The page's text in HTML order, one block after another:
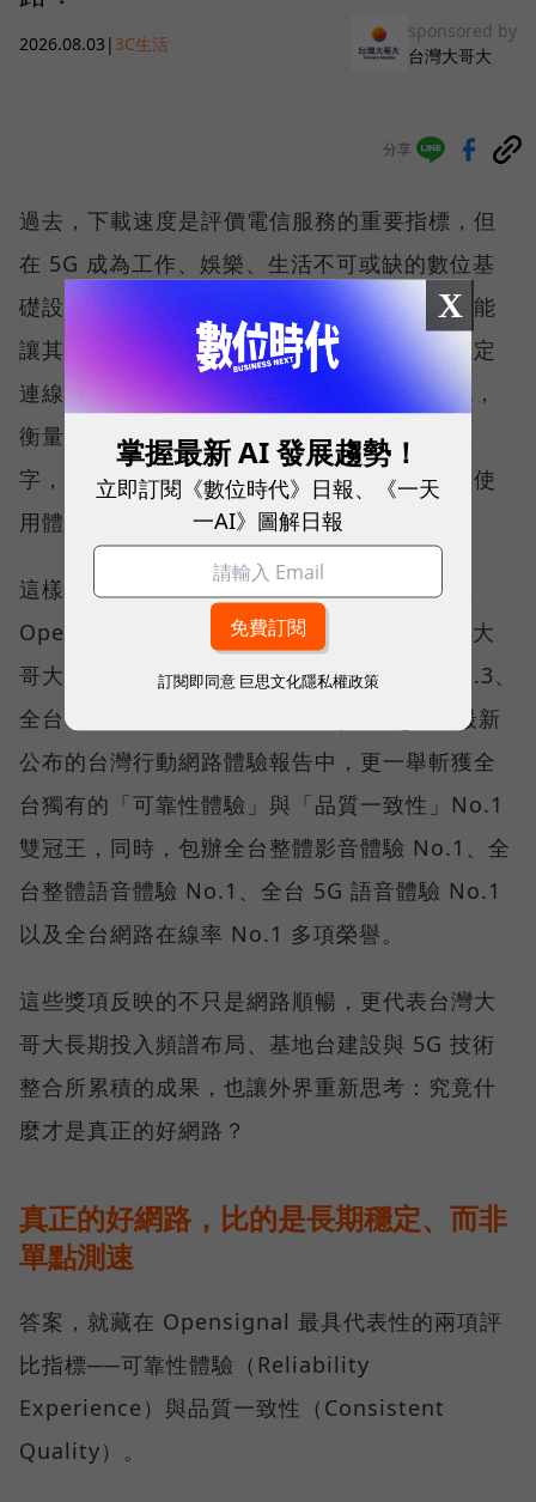
2026.08.03 | 3C生活
sponsored by
台灣大哥大
分享
過去，下載速度是評價電信服務的重要指標，但
在 5G 成為工作、娛樂、生活不可或缺的數位基
礎設施後，消費者發現，再快的網速，如果不能
讓其在人潮聚集、高速移動或室內空間維持穩定
連線，即無法轉換成好的使用體驗，也因如此，
衡量「好網路」的標準，也逐漸從追求測速數
字，轉向任何時間、任何地點都能穩定連線的使
用體驗。
這樣的轉變，也反映在國際權威網路分析機構
Opensignal 公布的評比結果。今年初，台灣大
哥大不僅率先奪下「 4G／5G 在線率全球 No.3、
全台 No.1 」國際級榮譽，在 Opensignal 最新
公布的台灣行動網路體驗報告中，更一舉斬獲全
台獨有的「可靠性體驗」與「品質一致性」No.1
雙冠王，同時，包辦全台整體影音體驗 No.1、全
台整體語音體驗 No.1、全台 5G 語音體驗 No.1
以及全台網路在線率 No.1 多項榮譽。
這些獎項反映的不只是網路順暢，更代表台灣大
哥大長期投入頻譜布局、基地台建設與 5G 技術
整合所累積的成果，也讓外界重新思考：究竟什
麼才是真正的好網路？
真正的好網路，比的是長期穩定、而非
單點測速
答案，就藏在 Opensignal 最具代表性的兩項評
比指標──可靠性體驗（Reliability
Experience）與品質一致性（Consistent
Quality）。
X
掌握最新 AI 發展趨勢！
立即訂閱《數位時代》日報、《一天
一AI》圖解日報
訂閱即同意 巨思文化隱私權政策